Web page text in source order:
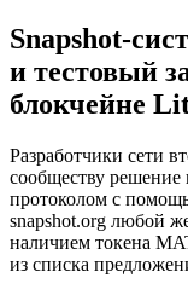
Snapshot-
и тестовый
блокчейне
Разработчики сети
сообществу решение
протоколом с
snapshot.org любой
наличием токена
из списка